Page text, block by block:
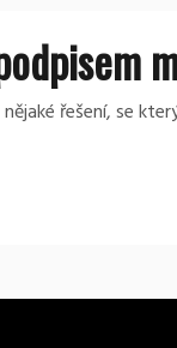
řešení, se